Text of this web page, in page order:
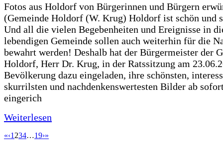
Fotos aus Holdorf von Bürgerinnen und Bürgern
(Gemeinde Holdorf (W. Krug) Holdorf ist schön und
Und all die vielen Begebenheiten und Ereignisse in
lebendigen Gemeinde sollen auch weiterhin für die
bewahrt werden! Deshalb hat der Bürgermeister der
Holdorf, Herr Dr. Krug, in der Ratssitzung am
Bevölkerung dazu eingeladen, ihre schönsten,
skurrilsten und nachdenkenswertesten Bilder ab
eingerich
Weiterlesen
«‹1 234…19›»